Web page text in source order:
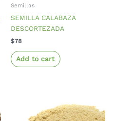
Semillas
SEMILLA CALABAZA
DESCORTEZADA
$78
Add to cart